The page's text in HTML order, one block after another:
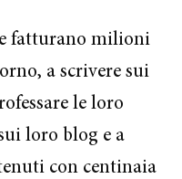
fatturano milioni
a scrivere sui
le loro
loro blog e a
con centinaia